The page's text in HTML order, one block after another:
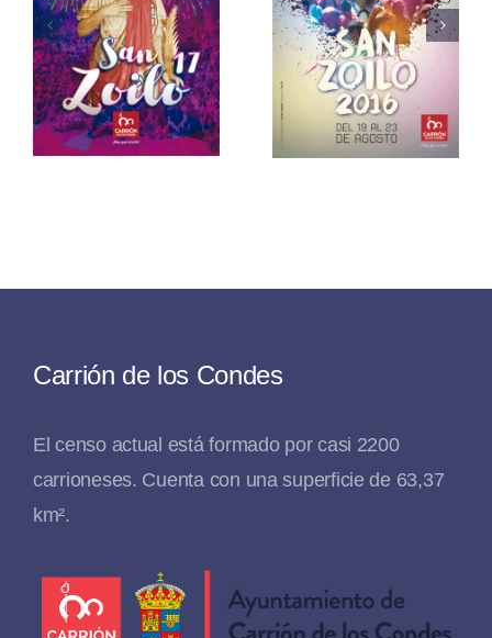
San Zoilo
2016
San Zoilo
2015
Carrión de los Condes
El censo actual está formado por casi 2200
carrioneses. Cuenta con una superficie de 63,37
km².